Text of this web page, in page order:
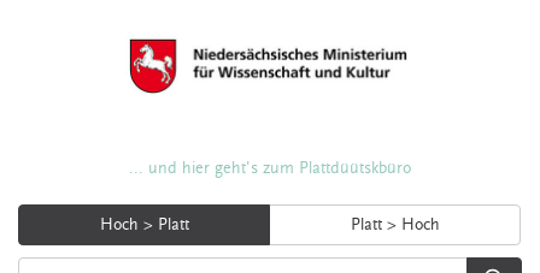
... und hier geht's zum Plattdüütskbüro
Hoch > Platt Platt > Hoch